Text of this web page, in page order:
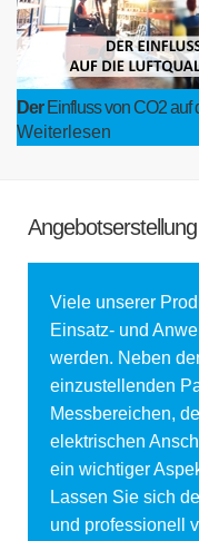
DerEinfluss von CO2 auf
Weiterlesen
Viele unserer
Einsatz- und
werden. Neben
einzustellenden
Messbereichen,
elektrischen
ein wichtiger
Lassen Sie sich
und professionell